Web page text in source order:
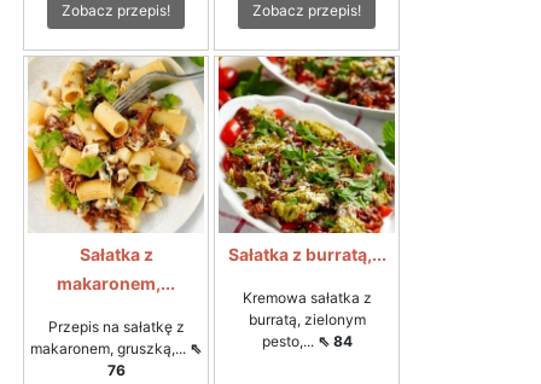
Zobacz przepis! Zobacz przepis!
Sałatka z
makaronem,...
Przepis na sałatkę z
makaronem, gruszką,... ⇖
76
Sałatka z burratą,...
Kremowa sałatka z
burratą, zielonym
pesto,... ⇖ 84